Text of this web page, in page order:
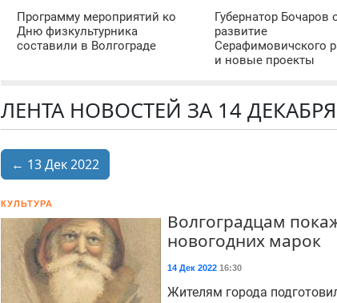
Программу мероприятий ко
Дню физкультурника
составили в Волгограде
Губернатор Бочаров
развитие
Серафимовичского
и новые проекты
ЛЕНТА НОВОСТЕЙ ЗА 14
← 13 Дек 2022
КУЛЬТУРА
Волгоградцам
новогодних марок
14 Дек 2022 16:30
Жителям города